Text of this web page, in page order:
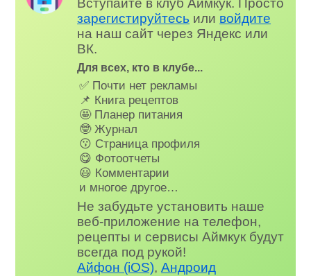
Вступайте в клуб Аймкук. Просто
зарегистируйтесь или войдите
на наш сайт через Яндекс или
ВК.
Для всех, кто в клубе...
✅ Почти нет рекламы
📌 Книга рецептов
🤩 Планер питания
🤓 Журнал
😗 Страница профиля
😋 Фотоотчеты
😃 Комментарии
и многое другое…
Не забудьте установить наше
веб-приложение на телефон,
рецепты и сервисы Аймкук будут
всегда под рукой!
Айфон (iOS),Андроид